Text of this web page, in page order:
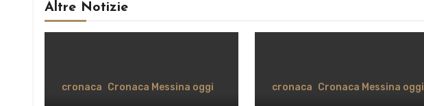
Altre Notizie
cronaca Cronaca Messina oggi cronaca Cronaca Messina oggi